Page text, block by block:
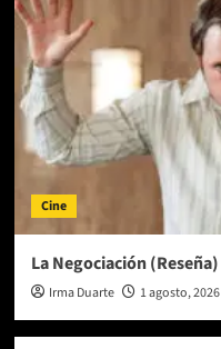
Cine
La Negociación (Reseña)
Irma Duarte 1 agosto, 2026